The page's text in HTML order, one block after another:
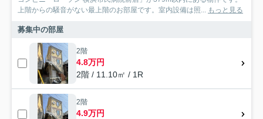
上階からの騒音がない最上階のお部屋です。室内設備は照... もっと見る
募集中の部屋
2階
4.8万円
2階 / 11.10㎡ / 1R
2階
4.9万円